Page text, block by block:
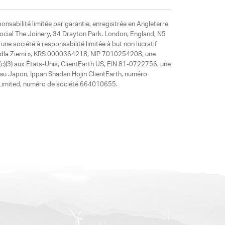
limitée par garantie, enregistrée en Angleterre
The Joinery, 34 Drayton Park. London, England, N5
société à responsabilité limitée à but non lucratif
Ziemi », KRS 0000364218, NIP 7010254208, une
aux États-Unis, ClientEarth US, EIN 81-0722756, une
Japon, Ippan Shadan Hojin ClientEarth, numéro
numéro de société 664010655.